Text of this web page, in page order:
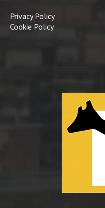
Privacy Policy
Cookie Policy